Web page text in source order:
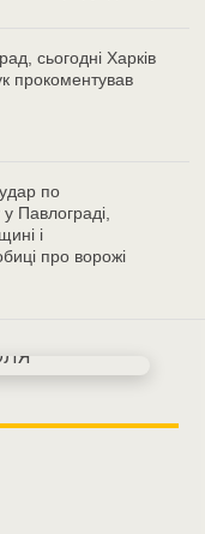
сьогодні Харків
прокоментував
по
Павлограді,
і
про ворожі